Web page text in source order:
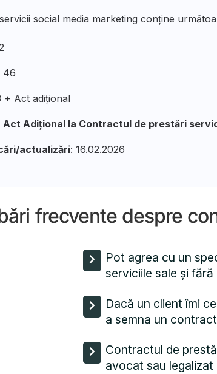
social media marketing conține
46
+ Act adițional
Act Adițional la Contractul de prestări
actualizări: 16.02.2026
frecvente despre
Pot agrea cu un
serviciile sale și
Dacă un client îmi
a semna un
Contractul de
avocat sau legalizat